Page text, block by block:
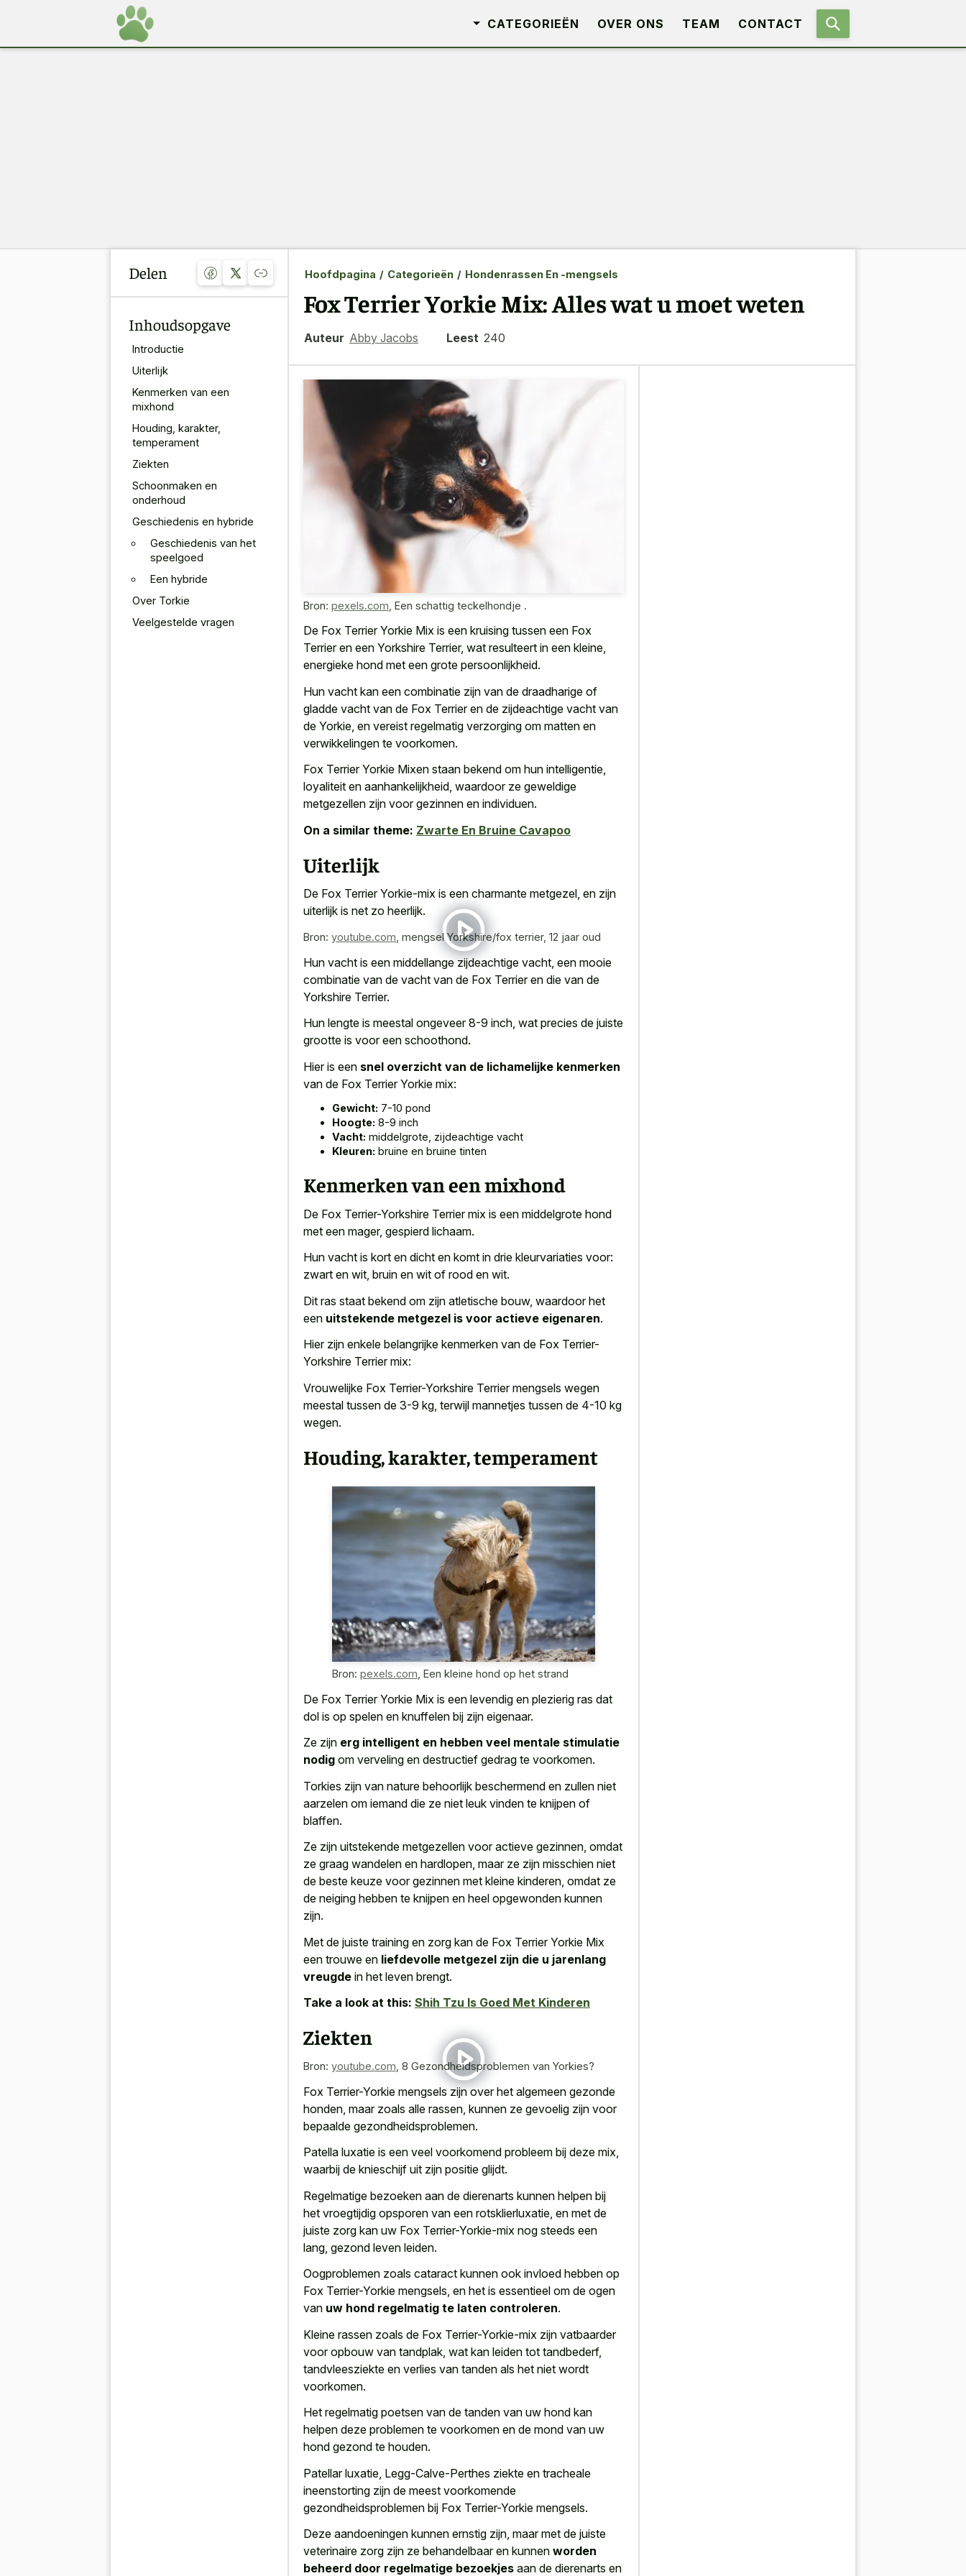
CATEGORIEËN OVER ONS TEAM CONTACT
Delen
Inhoudsopgave
Introductie
Uiterlijk
Kenmerken van een
mixhond
Houding, karakter,
temperament
Ziekten
Schoonmaken en
onderhoud
Geschiedenis en hybride
Geschiedenis van het
speelgoed
Een hybride
Over Torkie
Veelgestelde vragen
Hoofdpagina / Categorieën / Hondenrassen En -mengsels
Fox Terrier Yorkie Mix: Alles wat u moet weten
Auteur Abby Jacobs Leest 240
Bron: pexels.com Een schattig teckelhondje .
De Fox Terrier Yorkie Mix is een kruising tussen een Fox
Terrier en een Yorkshire Terrier, wat resulteert in een kleine,
energieke hond met een grote persoonlijkheid.
Hun vacht kan een combinatie zijn van de draadharige of
gladde vacht van de Fox Terrier en de zijdeachtige vacht van
de Yorkie, en vereist regelmatig verzorging om matten en
verwikkelingen te voorkomen.
Fox Terrier Yorkie Mixen staan bekend om hun intelligentie,
loyaliteit en aanhankelijkheid, waardoor ze geweldige
metgezellen zijn voor gezinnen en individuen.
On a similar theme: Zwarte En Bruine Cavapoo
Uiterlijk
De Fox Terrier Yorkie-mix is een charmante metgezel, en zijn
uiterlijk is net zo heerlijk.
Bron: youtube.com mengsel Yorkshire/fox terrier, 12 jaar oud
Hun vacht is een middellange zijdeachtige vacht, een mooie
combinatie van de vacht van de Fox Terrier en die van de
Yorkshire Terrier.
Hun lengte is meestal ongeveer 8-9 inch, wat precies de juiste
grootte is voor een schoothond.
Hier is een snel overzicht van de lichamelijke kenmerken
van de Fox Terrier Yorkie mix:
Gewicht: 7-10 pond
Hoogte: 8-9 inch
Vacht: middelgrote, zijdeachtige vacht
Kleuren: bruine en bruine tinten
Kenmerken van een mixhond
De Fox Terrier-Yorkshire Terrier mix is een middelgrote hond
met een mager, gespierd lichaam.
Hun vacht is kort en dicht en komt in drie kleurvariaties voor:
zwart en wit, bruin en wit of rood en wit.
Dit ras staat bekend om zijn atletische bouw, waardoor het
een uitstekende metgezel is voor actieve eigenaren.
Hier zijn enkele belangrijke kenmerken van de Fox Terrier-
Yorkshire Terrier mix:
Vrouwelijke Fox Terrier-Yorkshire Terrier mengsels wegen
meestal tussen de 3-9 kg, terwijl mannetjes tussen de 4-10 kg
wegen.
Houding, karakter, temperament
Bron: pexels.com, Een kleine hond op het strand
De Fox Terrier Yorkie Mix is een levendig en plezierig ras dat
dol is op spelen en knuffelen bij zijn eigenaar.
Ze zijn erg intelligent en hebben veel mentale stimulatie
nodig om verveling en destructief gedrag te voorkomen.
Torkies zijn van nature behoorlijk beschermend en zullen niet
aarzelen om iemand die ze niet leuk vinden te knijpen of
blaffen.
Ze zijn uitstekende metgezellen voor actieve gezinnen, omdat
ze graag wandelen en hardlopen, maar ze zijn misschien niet
de beste keuze voor gezinnen met kleine kinderen, omdat ze
de neiging hebben te knijpen en heel opgewonden kunnen
zijn.
Met de juiste training en zorg kan de Fox Terrier Yorkie Mix
een trouwe en liefdevolle metgezel zijn die u jarenlang
vreugde in het leven brengt.
Take a look at this: Shih Tzu Is Goed Met Kinderen
Ziekten
Bron: youtube.com, 8 Gezondheidsproblemen van Yorkies?
Fox Terrier-Yorkie mengsels zijn over het algemeen gezonde
honden, maar zoals alle rassen, kunnen ze gevoelig zijn voor
bepaalde gezondheidsproblemen.
Patella luxatie is een veel voorkomend probleem bij deze mix,
waarbij de knieschijf uit zijn positie glijdt.
Regelmatige bezoeken aan de dierenarts kunnen helpen bij
het vroegtijdig opsporen van een rotsklierluxatie, en met de
juiste zorg kan uw Fox Terrier-Yorkie-mix nog steeds een
lang, gezond leven leiden.
Oogproblemen zoals cataract kunnen ook invloed hebben op
Fox Terrier-Yorkie mengsels, en het is essentieel om de ogen
van uw hond regelmatig te laten controleren.
Kleine rassen zoals de Fox Terrier-Yorkie-mix zijn vatbaarder
voor opbouw van tandplak, wat kan leiden tot tandbederf,
tandvleesziekte en verlies van tanden als het niet wordt
voorkomen.
Het regelmatig poetsen van de tanden van uw hond kan
helpen deze problemen te voorkomen en de mond van uw
hond gezond te houden.
Patellar luxatie, Legg-Calve-Perthes ziekte en tracheale
ineenstorting zijn de meest voorkomende
gezondheidsproblemen bij Fox Terrier-Yorkie mengsels.
Deze aandoeningen kunnen ernstig zijn, maar met de juiste
veterinaire zorg zijn ze behandelbaar en kunnen worden
beheerd door regelmatige bezoekjes aan de dierenarts en